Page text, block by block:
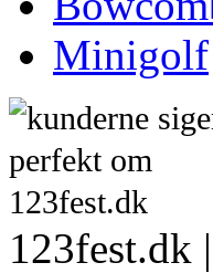
Minigolf
123fest.dk